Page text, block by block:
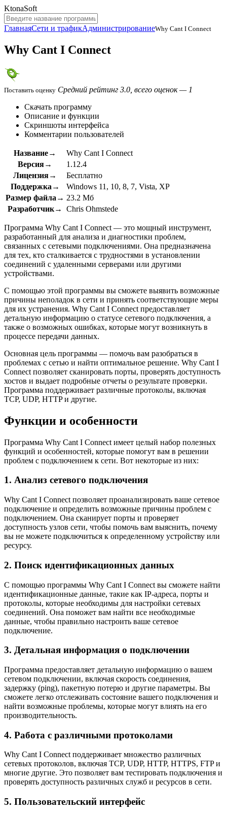
KtonaSoft
ГлавнаяСети и трафикАдминистрированиеWhy Cant I Connect
Why Cant I Connect
Поставить оценку Средний рейтинг 3.0, всего оценок — 1
Скачать программу
Описание и функции
Скриншоты интерфейса
Комментарии пользователей
Название→
Why Cant I Connect
Версия→
1.12.4
Лицензия→
Бесплатно
Поддержка→
Windows 11, 10, 8, 7, Vista, XP
Размер файла→ 23.2 Мб
Разработчик→
Chris Ohmstede
Программа Why Cant I Connect — это мощный инструмент,
разработанный для анализа и диагностики проблем,
связанных с сетевыми подключениями. Она предназначена
для тех, кто сталкивается с трудностями в установлении
соединений с удаленными серверами или другими
устройствами.
С помощью этой программы вы сможете выявить возможные
причины неполадок в сети и принять соответствующие меры
для их устранения. Why Cant I Connect предоставляет
детальную информацию о статусе сетевого подключения, а
также о возможных ошибках, которые могут возникнуть в
процессе передачи данных.
Основная цель программы — помочь вам разобраться в
проблемах с сетью и найти оптимальное решение. Why Cant I
Connect позволяет сканировать порты, проверять доступность
хостов и выдает подробные отчеты о результате проверки.
Программа поддерживает различные протоколы, включая
TCP, UDP, HTTP и другие.
Функции и особенности
Программа Why Cant I Connect имеет целый набор полезных
функций и особенностей, которые помогут вам в решении
проблем с подключением к сети. Вот некоторые из них:
1. Анализ сетевого подключения
Why Cant I Connect позволяет проанализировать ваше сетевое
подключение и определить возможные причины проблем с
подключением. Она сканирует порты и проверяет
доступность узлов сети, чтобы помочь вам выяснить, почему
вы не можете подключиться к определенному устройству или
ресурсу.
2. Поиск идентификационных данных
С помощью программы Why Cant I Connect вы сможете найти
идентификационные данные, такие как IP-адреса, порты и
протоколы, которые необходимы для настройки сетевых
соединений. Она поможет вам найти все необходимые
данные, чтобы правильно настроить ваше сетевое
подключение.
3. Детальная информация о подключении
Программа предоставляет детальную информацию о вашем
сетевом подключении, включая скорость соединения,
задержку (ping), пакетную потерю и другие параметры. Вы
сможете легко отслеживать состояние вашего подключения и
найти возможные проблемы, которые могут влиять на его
производительность.
4. Работа с различными протоколами
Why Cant I Connect поддерживает множество различных
сетевых протоколов, включая TCP, UDP, HTTP, HTTPS, FTP и
многие другие. Это позволяет вам тестировать подключения и
проверять доступность различных служб и ресурсов в сети.
5. Пользовательский интерфейс